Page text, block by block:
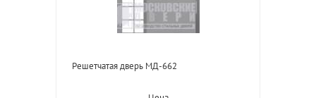
Решетчатая дверь МД-662